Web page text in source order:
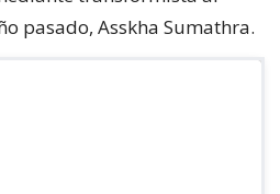
pasado, Asskha Sumathra.